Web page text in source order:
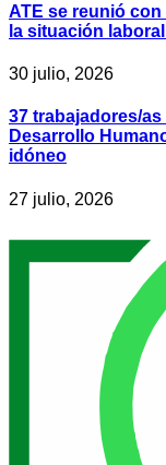
ATE se reunió
la situación
30 julio, 2026
37 trabajadores/
Desarrollo
idóneo
27 julio, 2026